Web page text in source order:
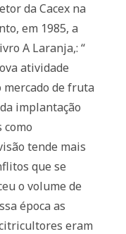
da Cacex na
em 1985, a
A Laranja,: “
atividade
mercado de fruta
implantação
tende mais
que se
o volume de
época as
eram